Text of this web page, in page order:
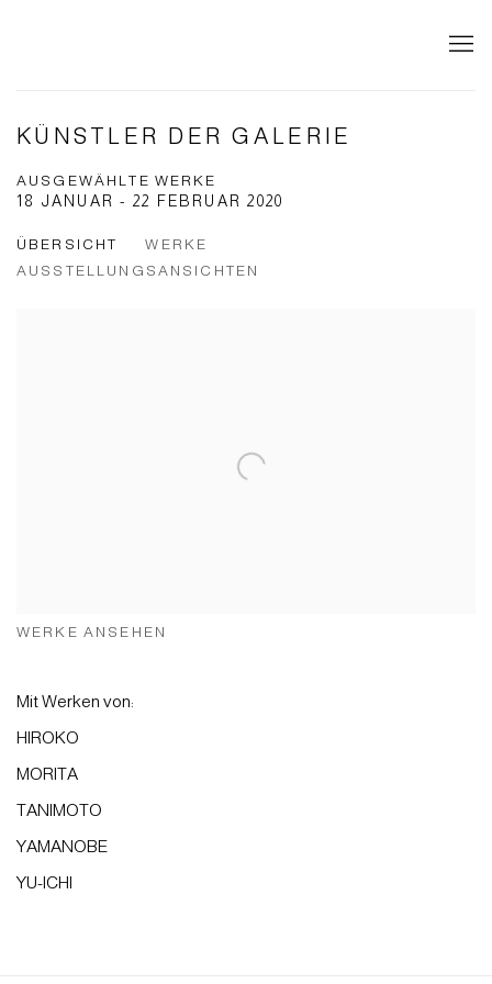
KÜNSTLER DER GALERIE
AUSGEWÄHLTE WERKE
18 JANUAR - 22 FEBRUAR 2020
ÜBERSICHT
WERKE
AUSSTELLUNGSANSICHTEN
WERKE ANSEHEN
Mit Werken von:
HIROKO
MORITA
TANIMOTO
YAMANOBE
YU-ICHI